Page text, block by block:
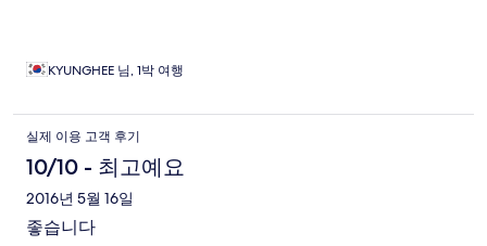
KYUNGHEE 님, 1박 여행
실제 이용 고객 후기
10/10 - 최고예요
2016년 5월 16일
좋습니다